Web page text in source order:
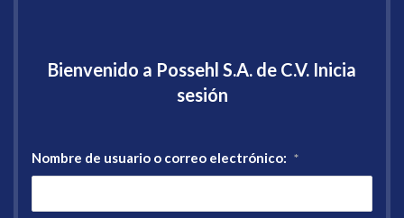
Bienvenido a Possehl S.A. de C.V. Inicia
sesión
Nombre de usuario o correo electrónico: *